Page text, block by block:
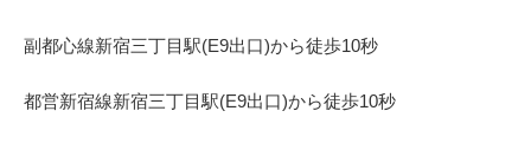
副都心線新宿三丁目駅(E9出口)から徒歩10秒
都営新宿線新宿三丁目駅(E9出口)から徒歩10秒